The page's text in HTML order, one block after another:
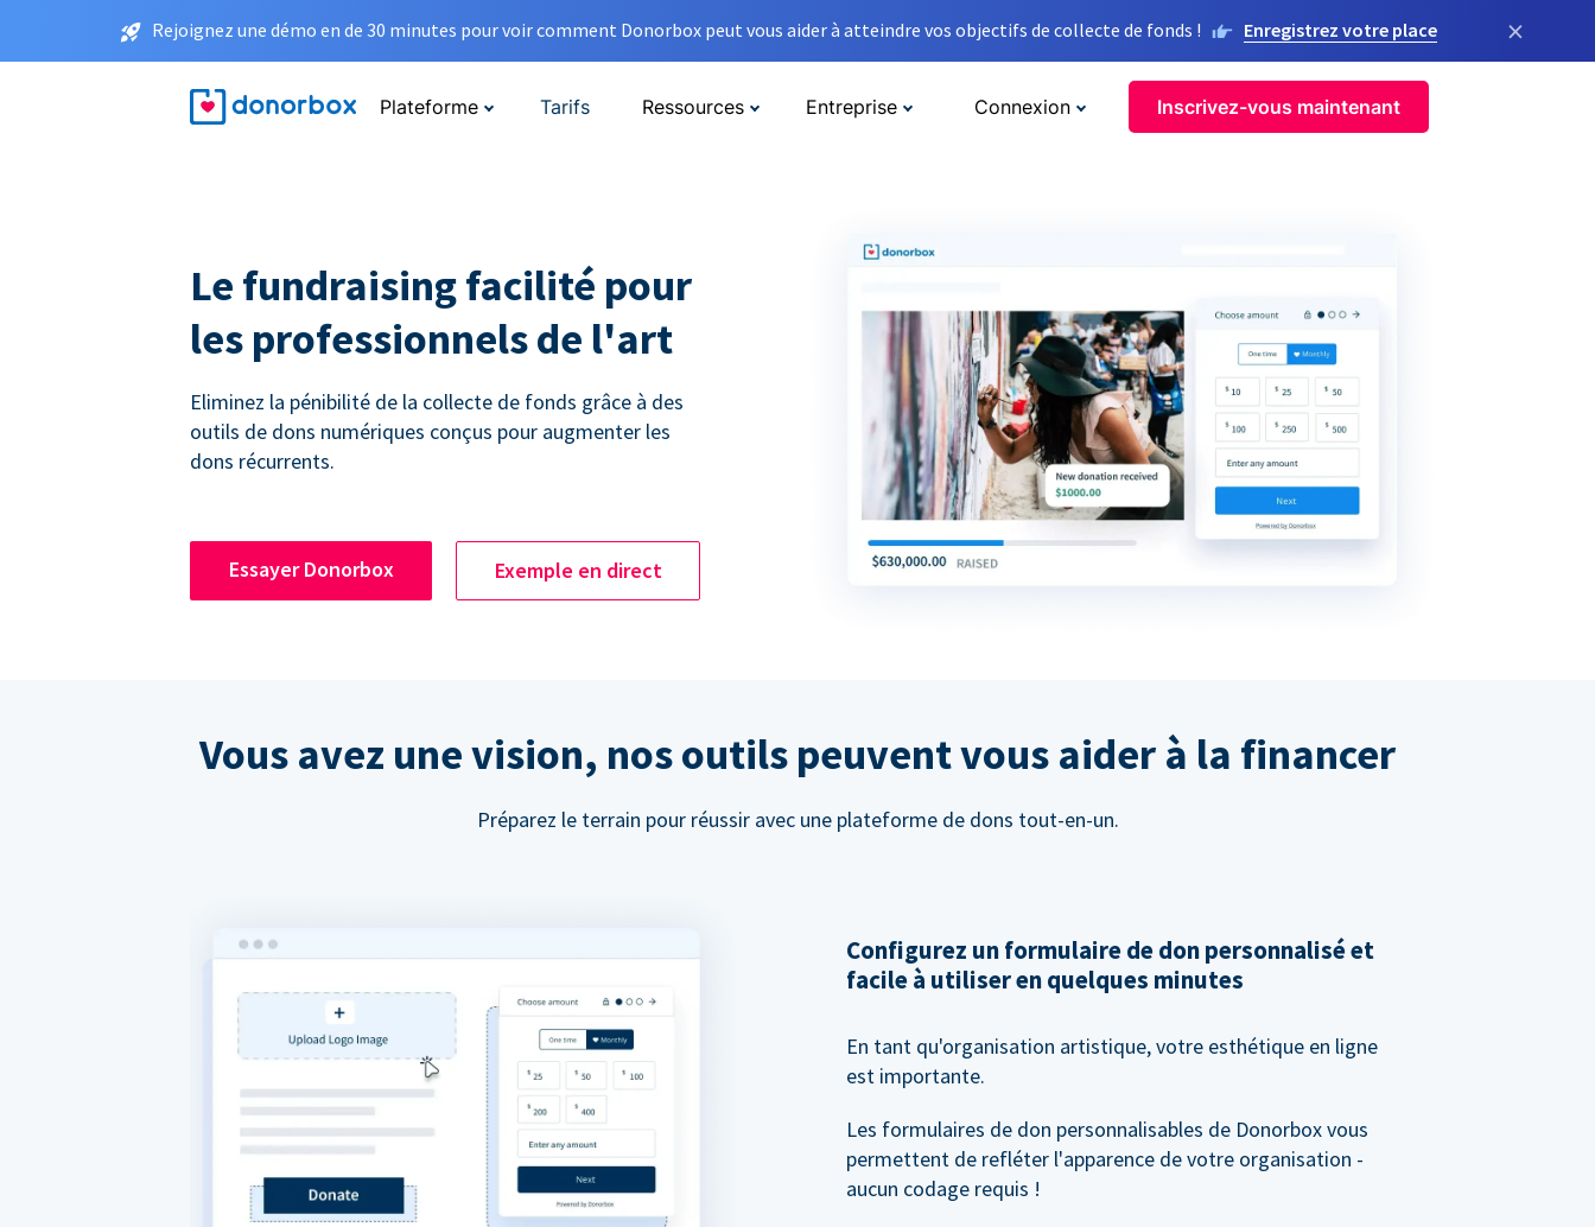
Rejoignez une démo en de 30 minutes pour voir comment Donorbox peut vous aider à atteindre vos objectifs de collecte de fonds ! Enregistrez votre place ×
Plateforme Tarifs Ressources Entreprise Connexion Inscrivez-vous maintenant
Le fundraising facilité pour
les professionnels de l'art
Eliminez la pénibilité de la collecte de fonds grâce à des
outils de dons numériques conçus pour augmenter les
dons récurrents.
Essayer Donorbox Exemple en direct
Vous avez une vision, nos outils peuvent vous aider à la financer
Préparez le terrain pour réussir avec une plateforme de dons tout-en-un.
Configurez un formulaire de don personnalisé et
facile à utiliser en quelques minutes
En tant qu'organisation artistique, votre esthétique en ligne
est importante.
Les formulaires de don personnalisables de Donorbox vous
permettent de refléter l'apparence de votre organisation -
aucun codage requis !